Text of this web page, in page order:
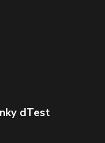
dTest